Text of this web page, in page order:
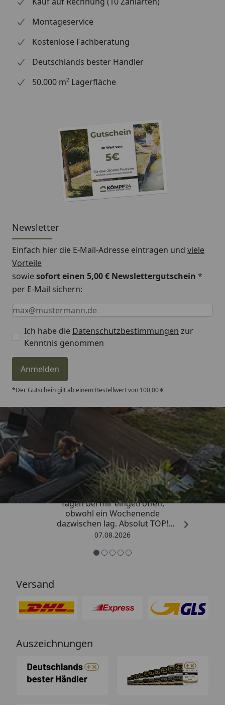
handelt (wir bestellen das Produkt bei Weber, sobald
wir Ihre Bestellung erhalten haben), können wir
Informationen zu dem Ersatzteil geben. Es dient
lediglich dem Austausch des defekten oder fehlenden
Montageservice
Kostenlose Fachberatung
Deutschlands bester Händler
50.000 m² Lagerfläche
Newsletter
Einfach hier die E-Mail-Adresse eintragen und viele
Vorteile
sowiesofort einen 5,00 € Newslettergutschein *
per E-Mail sichern:
Keine Eingabe erforderlich
Eingabe erforderlich
E-Mail *
Ich habe die Datenschutzbestimmungen zur
Kenntnis genommen
Anmelden
*Der Gutschein gilt ab einem Bestellwert von 100,00 €
Trusted Shops
4,81/ 5
„Die Bestellung ist innerhalb von 4
Tagen bei mir eingetroffen,
obwohl ein Wochenende
dazwischen lag. Absolut TOP!
Sicherlich nicht die letzte
so.“
07.08.2026
Versand
Auszeichnungen